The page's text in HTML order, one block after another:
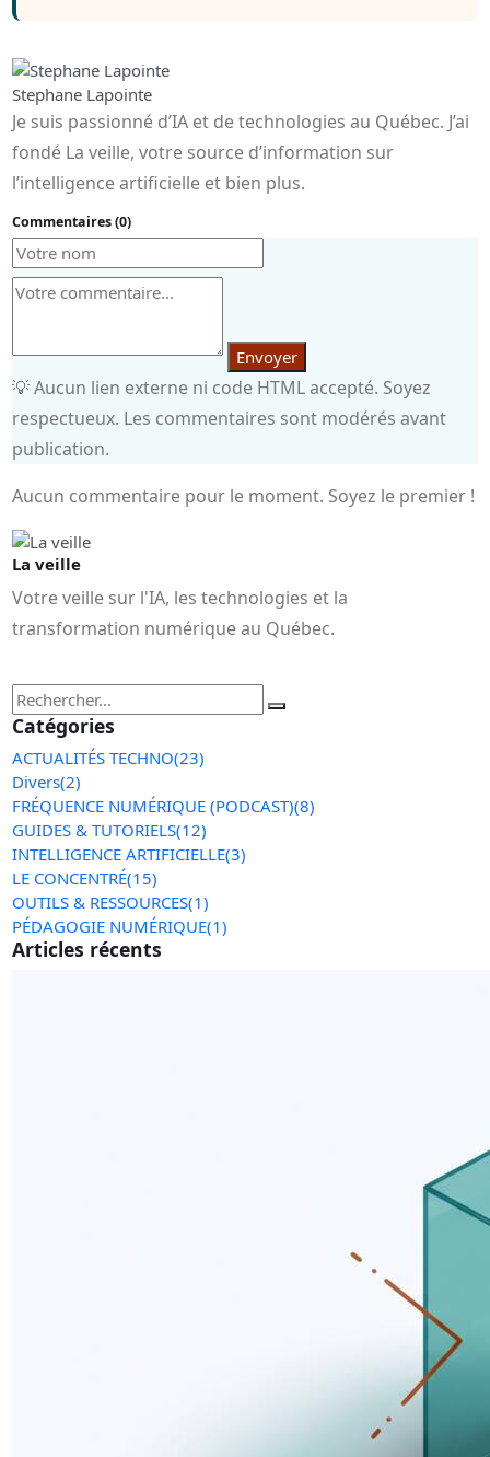
Stephane Lapointe
Je suis passionné d’IA et de technologies au Québec. J’ai
fondé La veille, votre source d’information sur
l’intelligence artificielle et bien plus.
Commentaires (0)
Envoyer
💡 Aucun lien externe ni code HTML accepté. Soyez
respectueux. Les commentaires sont modérés avant
publication.
Aucun commentaire pour le moment. Soyez le premier !
La veille
Votre veille sur l'IA, les technologies et la
transformation numérique au Québec.
Catégories
ACTUALITÉS TECHNO(23)
Divers(2)
FRÉQUENCE NUMÉRIQUE (PODCAST)(8)
GUIDES & TUTORIELS(12)
INTELLIGENCE ARTIFICIELLE(3)
LE CONCENTRÉ(15)
OUTILS & RESSOURCES(1)
PÉDAGOGIE NUMÉRIQUE(1)
Articles récents